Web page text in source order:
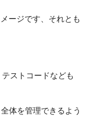
ージです、それとも
ストコードなども
体を管理できるよう